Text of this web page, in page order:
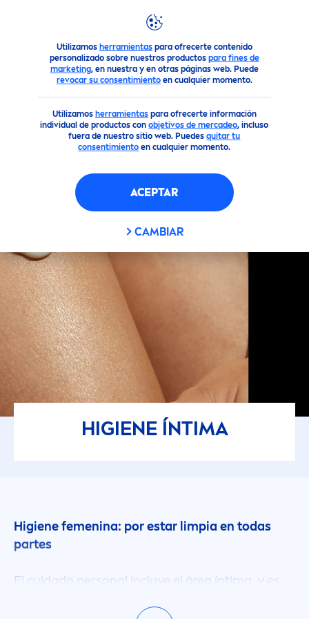
Utilizamos herramientaspara ofrecerte contenido
personalizado sobre nuestros productos para fines de
marketing, en nuestra y en otras páginas web. Puede
revocar su consentimientoen cualquier momento.
Utilizamos herramientaspara ofrecerte información
individual de productos conobjetivos de mercadeo, incluso
fuera de nuestro sitio web. Puedesquitar tu
consentimiento en cualquier momento.
ACEPTAR
CAMBIAR
HIGIENE ÍNTIMA
Higiene femenina: por estar limpia en todas
partes
El cuidado personal incluye el área íntima, y es